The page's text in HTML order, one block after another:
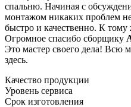
спальню. Начиная с
монтажом никаких проблем
быстро и качественно. К
Огромное спасибо сборщику
Это мастер своего дела! Всю
здесь.
Качество продукции
Уровень сервиса
Срок изготовления